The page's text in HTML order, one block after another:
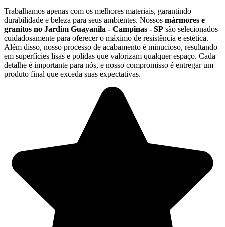
Trabalhamos apenas com os melhores materiais, garantindo
durabilidade e beleza para seus ambientes. Nossos mármores e
granitos no Jardim Guayanila - Campinas - SP são selecionados
cuidadosamente para oferecer o máximo de resistência e estética.
Além disso, nosso processo de acabamento é minucioso, resultando
em superfícies lisas e polidas que valorizam qualquer espaço. Cada
detalhe é importante para nós, e nosso compromisso é entregar um
produto final que exceda suas expectativas.